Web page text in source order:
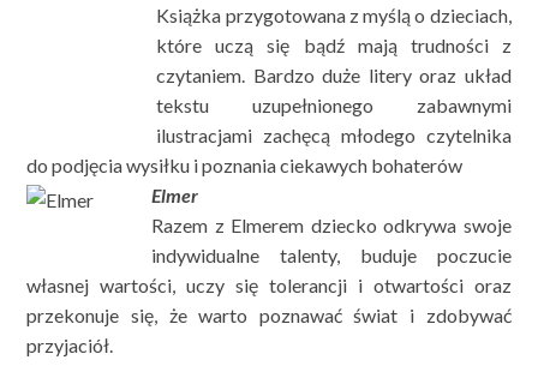
Książka przygotowana z myślą o dzieciach,
które uczą się bądź mają trudności z
czytaniem. Bardzo duże litery oraz układ
tekstu uzupełnionego zabawnymi
ilustracjami zachęcą młodego czytelnika
do podjęcia wysiłku i poznania ciekawych bohaterów
Elmer
Razem z Elmerem dziecko odkrywa swoje
indywidualne talenty, buduje poczucie
własnej wartości, uczy się tolerancji i otwartości oraz
przekonuje się, że warto poznawać świat i zdobywać
przyjaciół.